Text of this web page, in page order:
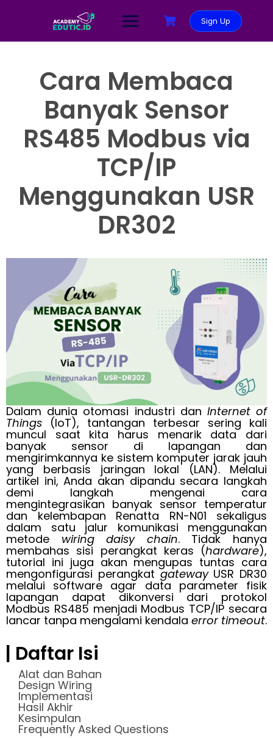
Sign Up
Cara Membaca
Banyak Sensor
RS485 Modbus via
TCP/IP
Menggunakan USR
DR302
Dalam dunia otomasi industri dan Internet of
Things (IoT), tantangan terbesar sering kali
muncul saat kita harus menarik data dari
banyak sensor di lapangan dan
mengirimkannya ke sistem komputer jarak jauh
yang berbasis jaringan lokal (LAN). Melalui
artikel ini, Anda akan dipandu secara langkah
demi langkah mengenai cara
mengintegrasikan banyak sensor temperatur
dan kelembapan Renatta RN-N01 sekaligus
dalam satu jalur komunikasi menggunakan
metode wiring daisy chain. Tidak hanya
membahas sisi perangkat keras (hardware),
tutorial ini juga akan mengupas tuntas cara
mengonfigurasi perangkatgatewayUSR DR30
melalui software agar data parameter fisik
lapangan dapat dikonversi dari protokol
Modbus RS485 menjadi Modbus TCP/IP secara
lancar tanpa mengalami kendala error timeout.
| Daftar Isi
Alat dan Bahan
Design Wiring
Implementasi
Hasil Akhir
Kesimpulan
Frequently Asked Questions